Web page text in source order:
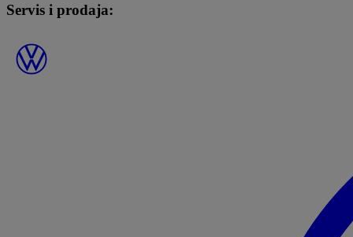
Servis i prodaja: